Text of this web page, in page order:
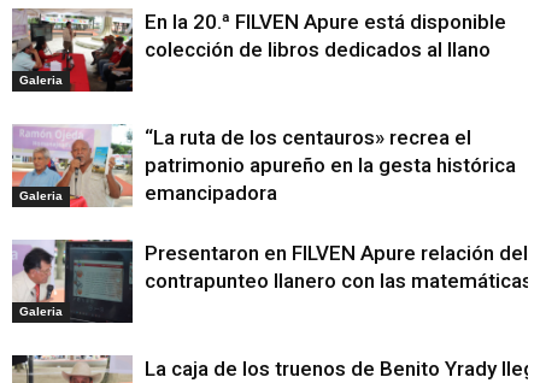
Galeria
En la 20.ª FILVEN Apure está disponible
colección de libros dedicados al llano
Galeria
“La ruta de los centauros» recrea el
patrimonio apureño en la gesta histórica
emancipadora
Galeria
Presentaron en FILVEN Apure relación del
contrapunteo llanero con las matemáticas
La caja de los truenos de Benito Yrady